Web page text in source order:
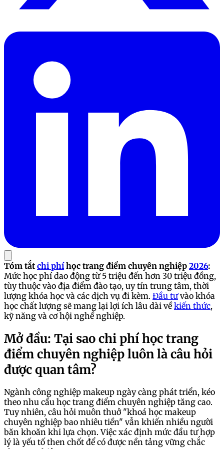
Tóm tắt chi phíhọc trang điểm chuyên nghiệp 2026:
Mức học phí dao động từ 5 triệu đến hơn 30 triệu đồng,
tùy thuộc vào địa điểm đào tạo, uy tín trung tâm, thời
lượng khóa học và các dịch vụ đi kèm. Đầu tưvào khóa
học chất lượng sẽ mang lại lợi ích lâu dài vềkiến thức,
kỹ năng và cơ hội nghề nghiệp.
Mở đầu: Tại sao chi phí học trang
điểm chuyên nghiệp luôn là câu hỏi
được quan tâm?
Ngành công nghiệp makeup ngày càng phát triển, kéo
theo nhu cầu học trang điểm chuyên nghiệp tăng cao.
Tuy nhiên, câu hỏi muôn thuở "khoá học makeup
chuyên nghiệp bao nhiêu tiền" vẫn khiến nhiều người
băn khoăn khi lựa chọn. Việc xác định mức đầu tư hợp
lý là yếu tố then chốt để có được nền tảng vững chắc